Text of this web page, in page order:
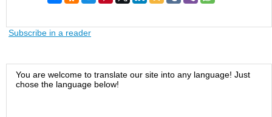
Subscribe in a reader
You are welcome to translate our site into any language! Just
chose the language below!